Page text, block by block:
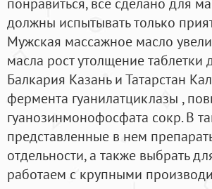
должны испытывать только
Мужская массажное масло
масла рост утолщение
Балкария Казань и Татарстан
фермента гуанилатциклазы ,
гуанозинмонофосфата сокр. В
представленные в нем
отдельности, а также выбрать
работаем с крупными